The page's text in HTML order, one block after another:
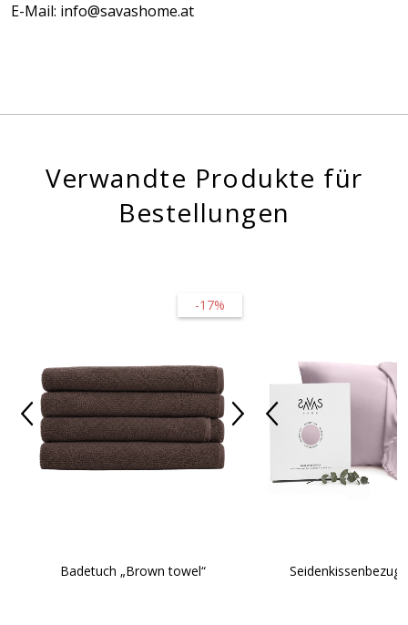
E-Mail: info@savashome.at
Verwandte Produkte für
Bestellungen
-17%
Badetuch „Brown towel“ Seidenkissenbezug